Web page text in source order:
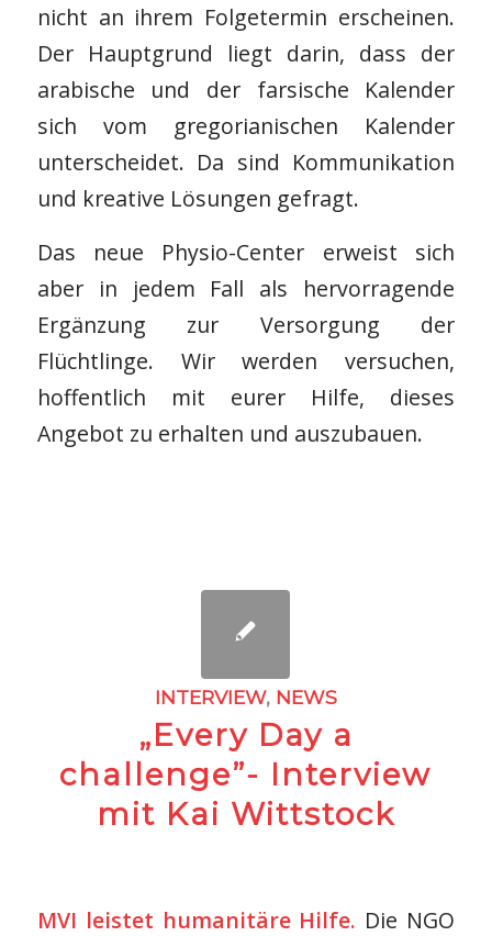
nicht an ihrem Folgetermin erscheinen.
Der Hauptgrund liegt darin, dass der
arabische und der farsische Kalender
sich vom gregorianischen Kalender
unterscheidet. Da sind Kommunikation
und kreative Lösungen gefragt.
Das neue Physio-Center erweist sich
aber in jedem Fall als hervorragende
Ergänzung zur Versorgung der
Flüchtlinge. Wir werden versuchen,
hoffentlich mit eurer Hilfe, dieses
Angebot zu erhalten und auszubauen.
INTERVIEW, NEWS
„Every Day a
challenge”- Interview
mit Kai Wittstock
MVI leistet humanitäre Hilfe. Die NGO